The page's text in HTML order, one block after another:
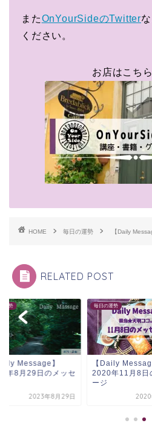
またOnYourSideのTwitter
ください。
お店はこち
HOME 毎日の運勢 【Daily
RELATED POST
運勢
Message】
年8月29日のメッセ
2023年8月29日
毎日の運勢
【Daily
2020年11月8日
ージ
2020